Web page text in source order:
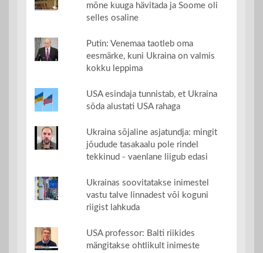
mõne kuuga hävitada ja Soome oli
selles osaline
Putin: Venemaa taotleb oma
eesmärke, kuni Ukraina on valmis
kokku leppima
USA esindaja tunnistab, et Ukraina
sõda alustati USA rahaga
Ukraina sõjaline asjatundja: mingit
jõudude tasakaalu pole rindel
tekkinud - vaenlane liigub edasi
Ukrainas soovitatakse inimestel
vastu talve linnadest või koguni
riigist lahkuda
USA professor: Balti riikides
mängitakse ohtlikult inimeste